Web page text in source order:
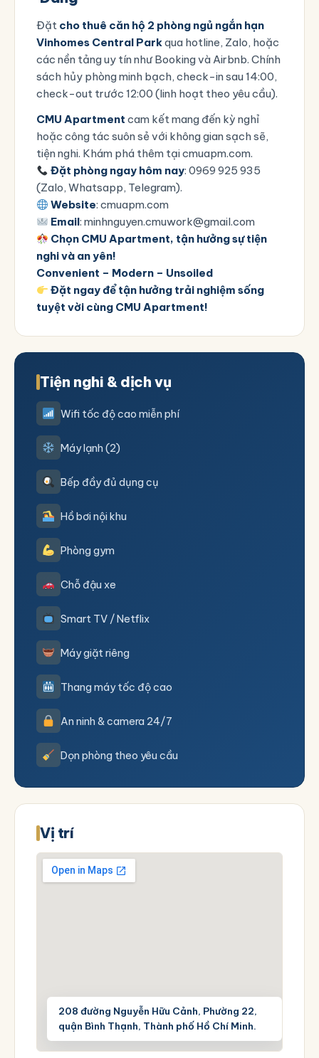
Đặt cho thuê căn hộ 2 phòng ngủ ngắn hạn
Vinhomes Central Parkqua hotline, Zalo, hoặc
các nền tảng uy tín như BookingvàAirbnb. Chính
sách hủy phòng minh bạch, check-in sau 14:00,
check-out trước 12:00 (linh hoạt theo yêu cầu).
CMU Apartment cam kết mang đến kỳ nghỉ
hoặc công tác suôn sẻ với không gian sạch sẽ,
tiện nghi. Khám phá thêm tạicmuapm.com.
Đặt phòng ngay hôm nay: 0969 925 935
(Zalo, Whatsapp, Telegram).
Website:cmuapm.com
Email: minhnguyen.cmuwork@gmail.com
Chọn CMU Apartment, tận hưởng sự tiện
nghi và an yên!
Convenient – Modern – Unsoiled
Đặt ngay để tận hưởng trải nghiệm sống
tuyệt vời cùng CMU Apartment!
Tiện nghi & dịch vụ
Wifi tốc độ cao miễn phí
Máy lạnh (2)
Bếp đầy đủ dụng cụ
Hồ bơi nội khu
Phòng gym
Chỗ đậu xe
Smart TV / Netflix
Máy giặt riêng
Thang máy tốc độ cao
An ninh & camera 24/7
Dọn phòng theo yêu cầu
Vị trí
208 đường Nguyễn Hữu Cảnh, Phường 22,
quận Bình Thạnh, Thành phố Hồ Chí Minh.